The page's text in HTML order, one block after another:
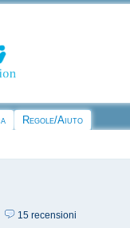
Regole/Aiuto
15 recensioni